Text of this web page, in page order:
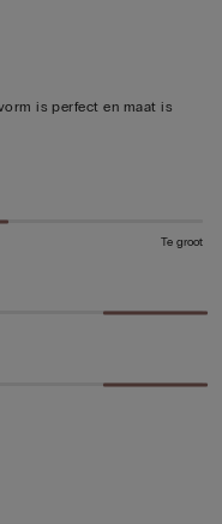
is perfect en maat is
Te groot